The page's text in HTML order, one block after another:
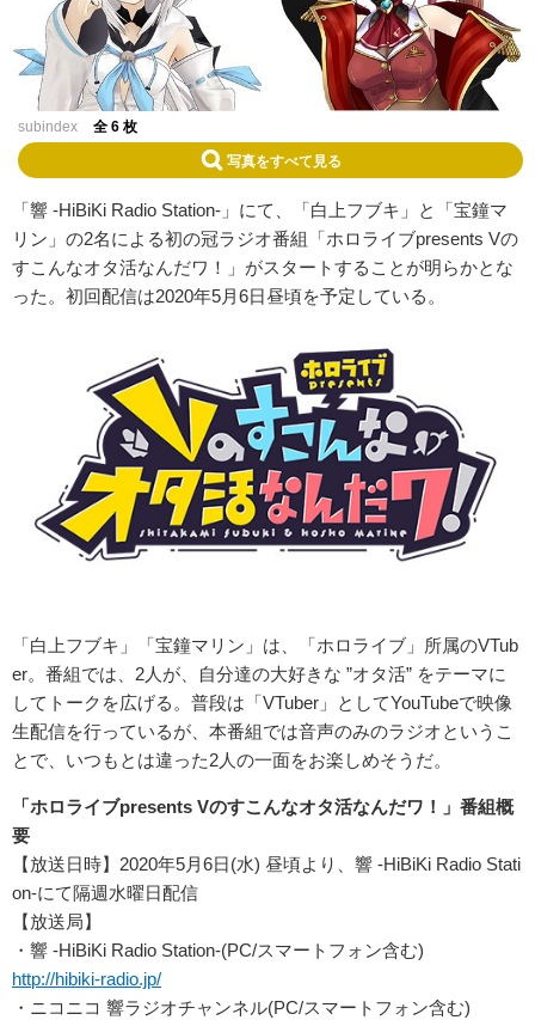
subindex 全 6 枚
写真をすべて見る
「響 ‐HiBiKi Radio Station‐」にて、「白上フブキ」と「宝鐘マ
リン」の2名による初の冠ラジオ番組「ホロライブpresents Vの
すこんなオタ活なんだワ！」がスタートすることが明らかとな
った。初回配信は2020年5月6日昼頃を予定している。
「白上フブキ」「宝鐘マリン」は、「ホロライブ」所属のVTub
er。番組では、2人が、自分達の大好きな ”オタ活” をテーマに
してトークを広げる。普段は「VTuber」としてYouTubeで映像
生配信を行っているが、本番組では音声のみのラジオというこ
とで、いつもとは違った2人の一面をお楽しめそうだ。
「ホロライブpresents Vのすこんなオタ活なんだワ！」番組概
要
【放送日時】2020年5月6日(水) 昼頃より、響 -HiBiKi Radio Stati
on-にて隔週水曜日配信
【放送局】
・響 -HiBiKi Radio Station-(PC/スマートフォン含む)
http://hibiki-radio.jp/
・ニコニコ 響ラジオチャンネル(PC/スマートフォン含む)